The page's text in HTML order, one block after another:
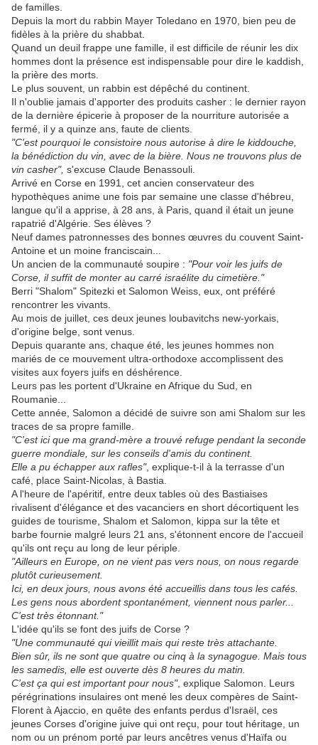
de familles.
Depuis la mort du rabbin Mayer Toledano en 1970, bien peu de
fidèles à la prière du shabbat.
Quand un deuil frappe une famille, il est difficile de réunir les dix
hommes dont la présence est indispensable pour dire le kaddish,
la prière des morts.
Le plus souvent, un rabbin est dépêché du continent.
Il n'oublie jamais d'apporter des produits casher : le dernier rayon
de la dernière épicerie à proposer de la nourriture autorisée a
fermé, il y a quinze ans, faute de clients.
"C'est pourquoi le consistoire nous autorise à dire le kiddouche,
la bénédiction du vin, avec de la bière. Nous ne trouvons plus de
vin casher", s'excuse Claude Benassouli.
Arrivé en Corse en 1991, cet ancien conservateur des
hypothèques anime une fois par semaine une classe d'hébreu,
langue qu'il a apprise, à 28 ans, à Paris, quand il était un jeune
rapatrié d'Algérie. Ses élèves ?
Neuf dames patronnesses des bonnes œuvres du couvent Saint-
Antoine et un moine franciscain...
Un ancien de la communauté soupire : "Pour voir les juifs de
Corse, il suffit de monter au carré israélite du cimetière."
Berri "Shalom" Spitezki et Salomon Weiss, eux, ont préféré
rencontrer les vivants.
Au mois de juillet, ces deux jeunes loubavitchs new-yorkais,
d'origine belge, sont venus.
Depuis quarante ans, chaque été, les jeunes hommes non
mariés de ce mouvement ultra-orthodoxe accomplissent des
visites aux foyers juifs en déshérence.
Leurs pas les portent d'Ukraine en Afrique du Sud, en
Roumanie...
Cette année, Salomon a décidé de suivre son ami Shalom sur les
traces de sa propre famille.
"C'est ici que ma grand-mère a trouvé refuge pendant la seconde
guerre mondiale, sur les conseils d'amis du continent.
Elle a pu échapper aux rafles", explique-t-il à la terrasse d'un
café, place Saint-Nicolas, à Bastia.
A l'heure de l'apéritif, entre deux tables où des Bastiaises
rivalisent d'élégance et des vacanciers en short décortiquent les
guides de tourisme, Shalom et Salomon, kippa sur la tête et
barbe fournie malgré leurs 21 ans, s'étonnent encore de l'accueil
qu'ils ont reçu au long de leur périple.
"Ailleurs en Europe, on ne vient pas vers nous, on nous regarde
plutôt curieusement.
Ici, en deux jours, nous avons été accueillis dans tous les cafés.
Les gens nous abordent spontanément, viennent nous parler...
C'est très étonnant."
L'idée qu'ils se font des juifs de Corse ?
"Une communauté qui vieillit mais qui reste très attachante.
Bien sûr, ils ne sont que quatre ou cinq à la synagogue. Mais tous
les samedis, elle est ouverte dès 8 heures du matin.
C'est ça qui est important pour nous", explique Salomon. Leurs
pérégrinations insulaires ont mené les deux compères de Saint-
Florent à Ajaccio, en quête des enfants perdus d'Israël, ces
jeunes Corses d'origine juive qui ont reçu, pour tout héritage, un
nom ou un prénom porté par leurs ancêtres venus d'Haïfa ou